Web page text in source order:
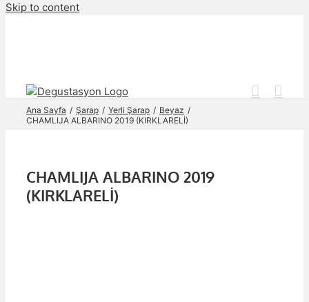
Skip to content
Ana Sayfa Şarap Yerli Şarap
Beyaz
CHAMLIJA ALBARINO 2019 (KIRKLARELİ)
CHAMLIJA ALBARINO 2019
(KIRKLARELİ)